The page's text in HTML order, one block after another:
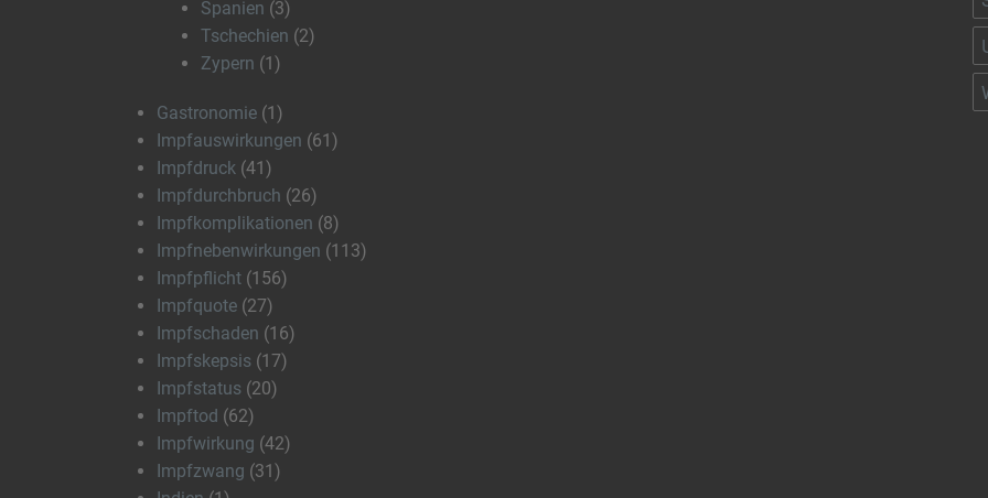
Spanien (3)
Tschechien (2)
Zypern (1)
Gastronomie (1)
Impfauswirkungen (61)
Impfdruck (41)
Impfdurchbruch (26)
Impfkomplikationen (8)
Impfnebenwirkungen (113)
Impfpflicht (156)
Impfquote (27)
Impfschaden (16)
Impfskepsis (17)
Impfstatus (20)
Impftod (62)
Impfwirkung (42)
Impfzwang (31)